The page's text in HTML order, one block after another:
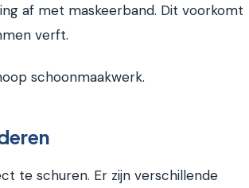
af met maskeerband. Dit voorkomt
verft.
schoonmaakwerk.
te schuren. Er zijn verschillende